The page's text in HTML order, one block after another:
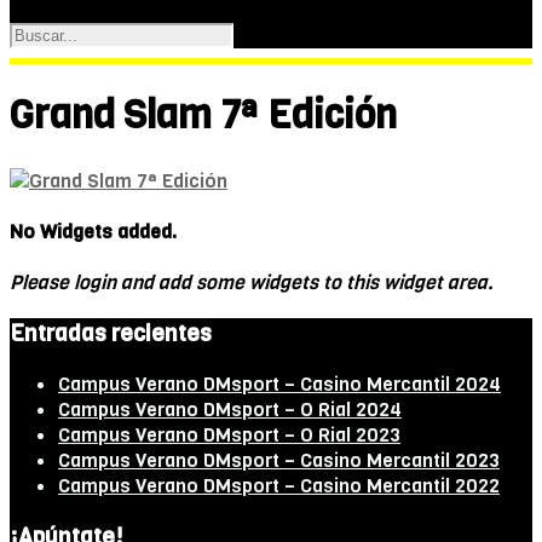
Grand Slam 7ª Edición
No Widgets added.
Please login and add some widgets to this widget area.
Entradas recientes
Campus Verano DMsport – Casino Mercantil 2024
Campus Verano DMsport – O Rial 2024
Campus Verano DMsport – O Rial 2023
Campus Verano DMsport – Casino Mercantil 2023
Campus Verano DMsport – Casino Mercantil 2022